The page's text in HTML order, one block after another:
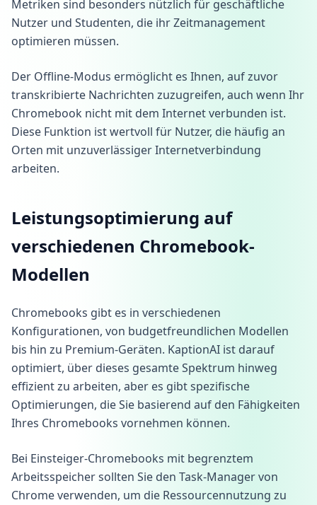
Metriken sind besonders nützlich für geschäftliche
Nutzer und Studenten, die ihr Zeitmanagement
optimieren müssen.
Der Offline-Modus ermöglicht es Ihnen, auf zuvor
transkribierte Nachrichten zuzugreifen, auch wenn Ihr
Chromebook nicht mit dem Internet verbunden ist.
Diese Funktion ist wertvoll für Nutzer, die häufig an
Orten mit unzuverlässiger Internetverbindung
arbeiten.
Leistungsoptimierung auf
verschiedenen Chromebook-
Modellen
Chromebooks gibt es in verschiedenen
Konfigurationen, von budgetfreundlichen Modellen
bis hin zu Premium-Geräten. KaptionAI ist darauf
optimiert, über dieses gesamte Spektrum hinweg
effizient zu arbeiten, aber es gibt spezifische
Optimierungen, die Sie basierend auf den Fähigkeiten
Ihres Chromebooks vornehmen können.
Bei Einsteiger-Chromebooks mit begrenztem
Arbeitsspeicher sollten Sie den Task-Manager von
Chrome verwenden, um die Ressourcennutzung zu